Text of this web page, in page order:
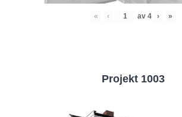
« ‹ av 4 › »
Projekt 1003